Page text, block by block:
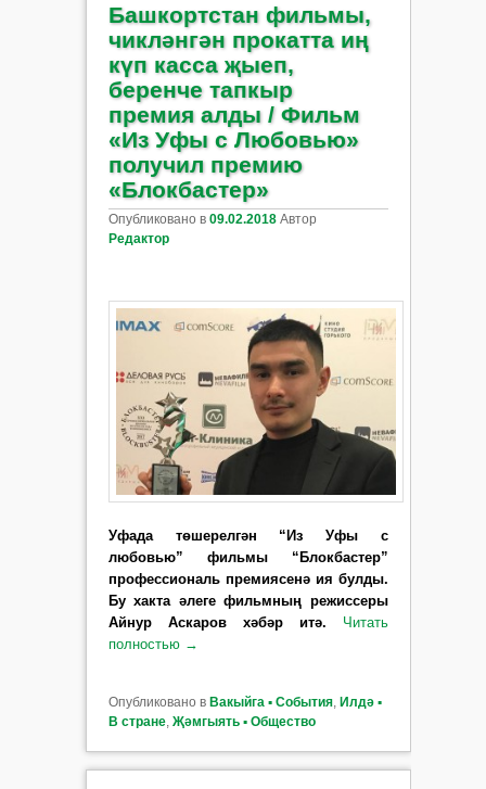
Башкортстан фильмы,
чикләнгән прокатта иң
күп касса җыеп,
беренче тапкыр
премия алды / Фильм
«Из Уфы с Любовью»
получил премию
«Блокбастер»
Опубликовано в 09.02.2018 Автор
Редактор
Уфада төшерелгән “Из Уфы с
любовью” фильмы “Блокбастер”
профессиональ премиясенә ия булды.
Бу хакта әлеге фильмның режиссеры
Айнур Аскаров хәбәр итә.
Читать
полностью →
Опубликовано в Вакыйга ▪ События, Илдә ▪
В стране, Җәмгыять ▪ Общество